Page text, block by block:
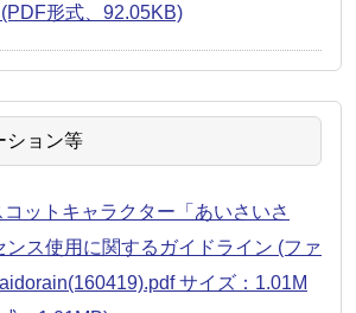
形式、92.05KB)
ション等
ットキャラクター「あいさいさ
ンス使用に関するガイドライン (ファ
サイズ：1.01M